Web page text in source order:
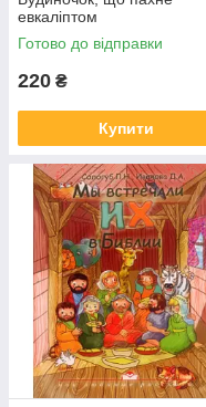
евкаліптом
Готово до відправки
220 ₴
Купити